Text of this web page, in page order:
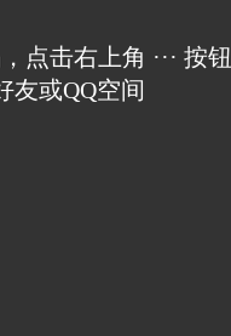
点击右上角 ··· 按钮
友或QQ空间